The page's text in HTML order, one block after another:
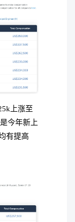
上涨至
是今年新上
有提高